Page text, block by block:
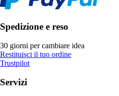
Spedizione e reso
30 giorni per cambiare idea
Restituisci il tuo ordine
Trustpilot
Servizi